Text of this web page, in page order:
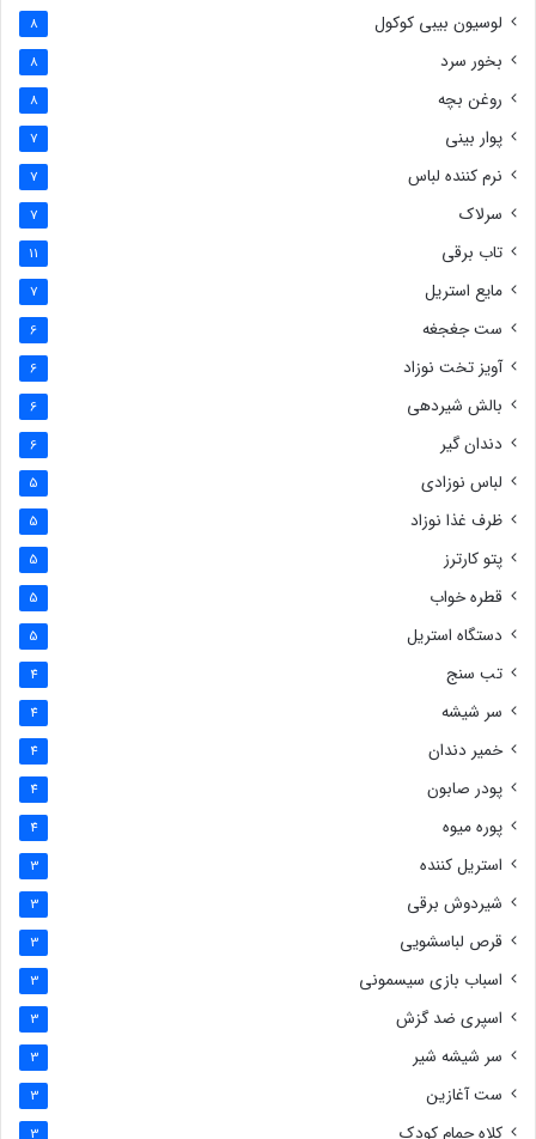
لوسیون بیبی کوکول 8
بخور سرد 8
روغن بچه 8
پوار بینی 7
نرم کننده لباس 7
سرلاک 7
تاب برقی 11
مایع استریل 7
ست جغجغه 6
آویز تخت نوزاد 6
بالش شیردهی 6
دندان گیر 6
لباس نوزادی 5
ظرف غذا نوزاد 5
پتو کارترز 5
قطره خواب 5
دستگاه استریل 5
تب سنج 4
سر شیشه 4
خمیر دندان 4
پودر صابون 4
پوره میوه 4
استریل کننده 3
شیردوش برقی 3
قرص لباسشویی 3
اسباب بازی سیسمونی 3
اسپری ضد گزش 3
سر شیشه شیر 3
ست آغازین 3